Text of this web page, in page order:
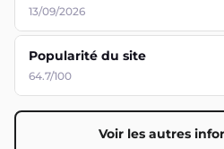
13/09/2026
Popularité du site
64.7/100
Voir les autres